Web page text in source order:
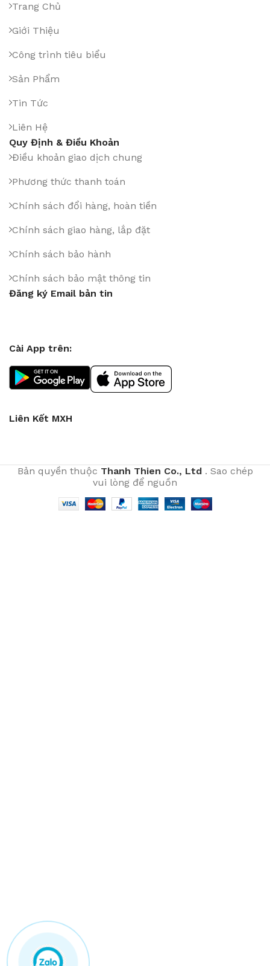
Trang Chủ
Giới Thiệu
Công trình tiêu biểu
Sản Phẩm
Tin Tức
Liên Hệ
Quy Định & Điều Khoản
Điều khoản giao dịch chung
Phương thức thanh toán
Chính sách đổi hàng, hoàn tiền
Chính sách giao hàng, lắp đặt
Chính sách bảo hành
Chính sách bảo mật thông tin
Đăng ký Email bản tin
Cài App trên:
Liên Kết MXH
Bản quyền thuộc Thanh Thien Co., Ltd. Sao chép
vui lòng để nguồn